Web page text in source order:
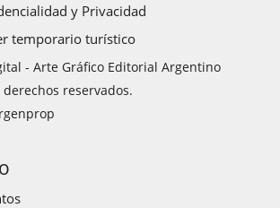
y Privacidad
temporario turístico
- Arte Gráfico Editorial Argentino
derechos reservados.